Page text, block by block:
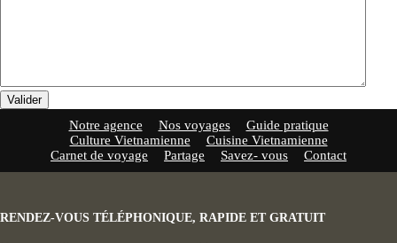
Valider
Notre agence Nos voyages
Guide pratique
Culture Vietnamienne
Cuisine Vietnamienne
Carnet de voyage
Partage Savez- vous Contact
RENDEZ-VOUS TÉLÉPHONIQUE, RAPIDE ET GRATUIT